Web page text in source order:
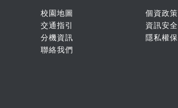
校園地圖
交通指引
分機資訊
聯絡我們
個資政策
資訊安全
隱私權